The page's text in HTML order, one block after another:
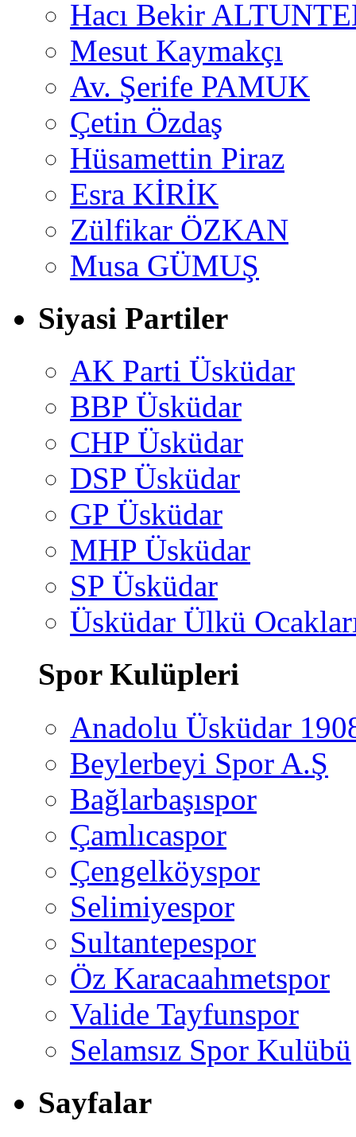
Hacı Bekir
Mesut Kaymakçı
Av. Şerife PAMUK
Çetin Özdaş
Hüsamettin Piraz
Esra KİRİK
Zülfikar ÖZKAN
Musa GÜMUŞ
Siyasi Partiler
AK Parti Üsküdar
BBP Üsküdar
CHP Üsküdar
DSP Üsküdar
GP Üsküdar
MHP Üsküdar
SP Üsküdar
Üsküdar Ülkü
Spor Kulüpleri
Anadolu Üsküdar
Beylerbeyi Spor A.Ş
Bağlarbaşıspor
Çamlıcaspor
Çengelköyspor
Selimiyespor
Sultantepespor
Öz Karacaahmetspor
Valide Tayfunspor
Selamsız Spor Kulübü
Sayfalar